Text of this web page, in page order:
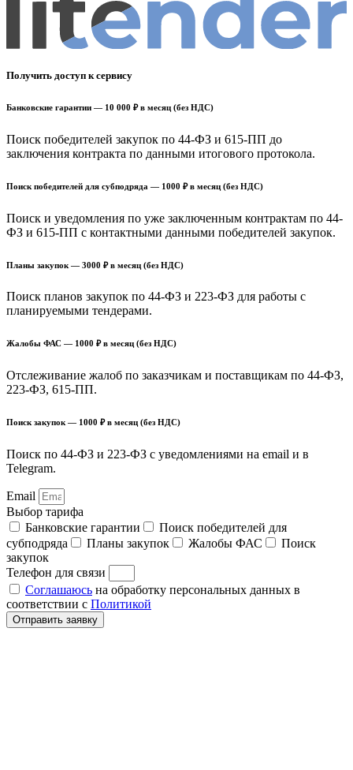
Получить доступ к сервису
Банковские гарантии — 10 000 ₽ в месяц (без НДС)
Поиск победителей закупок по 44-ФЗ и 615-ПП до
заключения контракта по данными итогового протокола.
Поиск победителей для субподряда — 1000 ₽ в месяц (без НДС)
Поиск и уведомления по уже заключенным контрактам по 44-
ФЗ и 615-ПП с контактными данными победителей закупок.
Планы закупок — 3000 ₽ в месяц (без НДС)
Поиск планов закупок по 44-ФЗ и 223-ФЗ для работы с
планируемыми тендерами.
Жалобы ФАС — 1000 ₽ в месяц (без НДС)
Отслеживание жалоб по заказчикам и поставщикам по 44-ФЗ,
223-ФЗ, 615-ПП.
Поиск закупок — 1000 ₽ в месяц (без НДС)
Поиск по 44-ФЗ и 223-ФЗ с уведомлениями на email и в
Telegram.
Email
Выбор тарифа
Банковские гарантии
Поиск победителей для
субподряда
Планы закупок Жалобы ФАС
Поиск
закупок
Телефон для связи
Соглашаюсь на обработку персональных данных в
соответствии с Политикой
Отправить заявку